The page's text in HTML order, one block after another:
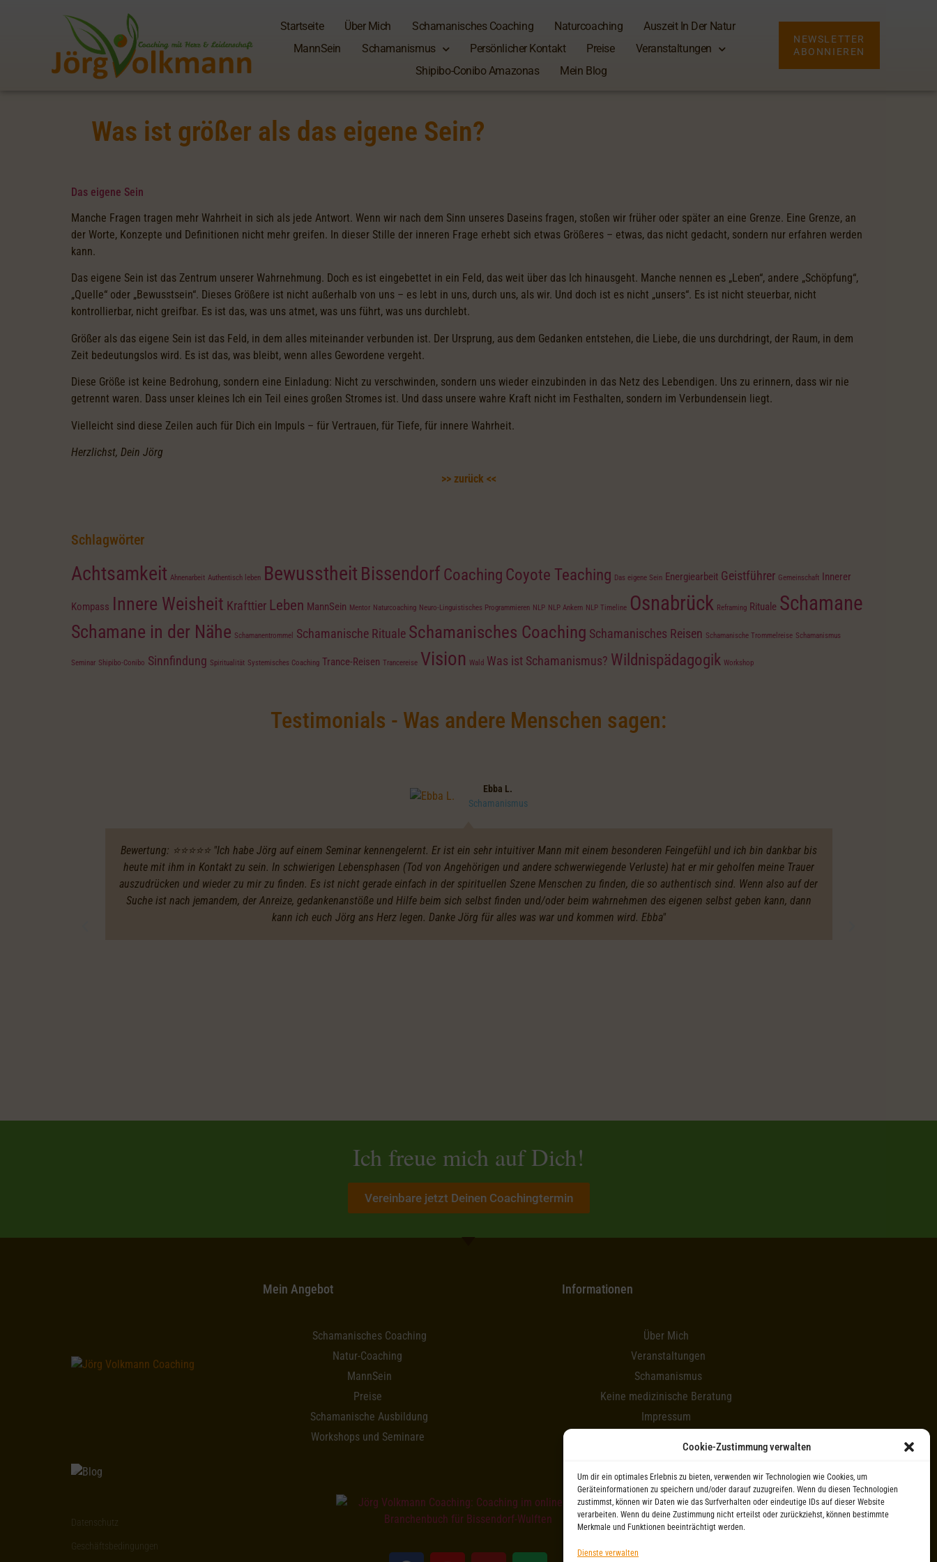
Cookie-Zustimmung verwalten
Um dir ein optimales Erlebnis zu bieten, verwenden wir Technologien wie Cookies, um
Geräteinformationen zu speichern und/oder darauf zuzugreifen. Wenn du diesen Technologien
zustimmst, können wir Daten wie das Surfverhalten oder eindeutige IDs auf dieser Website
verarbeiten. Wenn du deine Zustimmung nicht erteilst oder zurückziehst, können bestimmte
Merkmale und Funktionen beeinträchtigt werden.
Dienste verwalten
Startseite Über Mich Schamanisches Coaching Naturcoaching
Auszeit In Der Natur
MannSein
Schamanismus Persönlicher Kontakt Preise
Veranstaltungen
Shipibo-Conibo Amazonas
Mein Blog
NEWSLETTER
ABONNIEREN
Was ist größer als das eigene Sein?
Das eigene Sein
Manche Fragen tragen mehr Wahrheit in sich als jede Antwort. Wenn wir nach dem Sinn unseres Daseins fragen, stoßen wir früher oder später an eine Grenze. Eine Grenze, an
der Worte, Konzepte und Definitionen nicht mehr greifen. In dieser Stille der inneren Frage erhebt sich etwas Größeres – etwas, das nicht gedacht, sondern nur erfahren werden
kann.
Das eigene Sein ist das Zentrum unserer Wahrnehmung. Doch es ist eingebettet in ein Feld, das weit über das Ich hinausgeht. Manche nennen es „Leben“, andere „Schöpfung“,
„Quelle“ oder „Bewusstsein“. Dieses Größere ist nicht außerhalb von uns – es lebt in uns, durch uns, als wir. Und doch ist es nicht „unsers“. Es ist nicht steuerbar, nicht
kontrollierbar, nicht greifbar. Es ist das, was uns atmet, was uns führt, was uns durchlebt.
Größer als das eigene Sein ist das Feld, in dem alles miteinander verbunden ist. Der Ursprung, aus dem Gedanken entstehen, die Liebe, die uns durchdringt, der Raum, in dem
Zeit bedeutungslos wird. Es ist das, was bleibt, wenn alles Gewordene vergeht.
Diese Größe ist keine Bedrohung, sondern eine Einladung: Nicht zu verschwinden, sondern uns wieder einzubinden in das Netz des Lebendigen. Uns zu erinnern, dass wir nie
getrennt waren. Dass unser kleines Ich ein Teil eines großen Stromes ist. Und dass unsere wahre Kraft nicht im Festhalten, sondern im Verbundensein liegt.
Vielleicht sind diese Zeilen auch für Dich ein Impuls – für Vertrauen, für Tiefe, für innere Wahrheit.
Herzlichst, Dein Jörg
>> zurück <<
Schlagwörter
Achtsamkeit Ahnenarbeit Authentisch leben Bewusstheit Bissendorf Coaching Coyote Teaching Das eigene Sein Energiearbeit Geistführer Gemeinschaft Innerer
Kompass Innere Weisheit Krafttier Leben MannSein Mentor Naturcoaching Neuro-Linguistisches Programmieren NLP NLP Ankern NLP Timeline Osnabrück Reframing Rituale Schamane
Schamane in der Nähe Schamanentrommel Schamanische Rituale Schamanisches Coaching Schamanisches Reisen Schamanische Trommelreise Schamanismus
Seminar Shipibo-Conibo Sinnfindung Spiritualität Systemisches Coaching Trance-Reisen Trancereise Vision Wald Was ist Schamanismus? Wildnispädagogik Workshop
Testimonials - Was andere Menschen sagen:
Bewertung: ⭐️⭐️⭐️⭐️⭐️ "Ich habe Jörg auf einem Seminar kennengelernt. Er ist ein sehr intuitiver Mann mit einem besonderen Feingefühl und ich bin dankbar bis
heute mit ihm in Kontakt zu sein. In schwierigen Lebensphasen (Tod von Angehörigen und andere schwerwiegende Verluste) hat er mir geholfen meine Trauer
auszudrücken und wieder zu mir zu finden. Es ist nicht gerade einfach in der spirituellen Szene Menschen zu finden, die so authentisch sind. Wenn also auf der
Suche ist nach jemandem, der Anreize, gedankenanstöße und Hilfe beim sich selbst finden und/oder beim wahrnehmen des eigenen selbst geben kann, dann
kann ich euch Jörg ans Herz legen. Danke Jörg für alles was war und kommen wird. Ebba"
Ebba L.
Schamanismus
Ich freue mich auf Dich!
Vereinbare jetzt Deinen Coachingtermin
Mein Angebot
Schamanisches Coaching
Natur-Coaching
MannSein
Preise
Schamanische Ausbildung
Workshops und Seminare
Informationen
Über Mich
Veranstaltungen
Schamanismus
Keine medizinische Beratung
Impressum
Datenschutz
Geschäftsbedingungen